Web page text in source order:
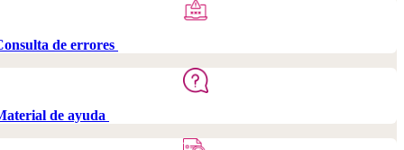
de errores
de ayuda